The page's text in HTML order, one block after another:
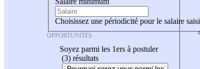
Choisissez une périodicité pour le salaire saisi
OPPORTUNITÉS
Soyez parmi les 1ers à postuler
(3) résultats